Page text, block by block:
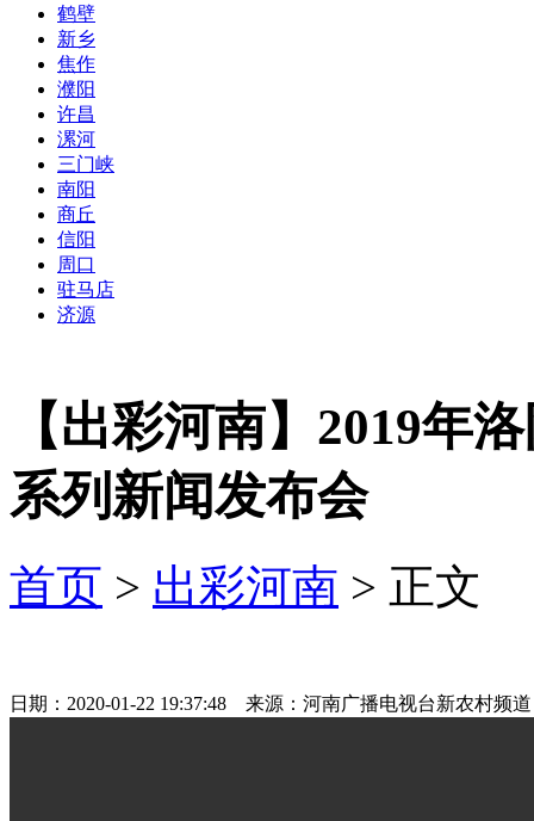
鹤壁
新乡
焦作
濮阳
许昌
漯河
三门峡
南阳
商丘
信阳
周口
驻马店
济源
【出彩河南】2019年
系列新闻发布会
首页 > 出彩河南 > 正文
日期：2020-01-22 19:37:48 来源：河南广播电视台新农村